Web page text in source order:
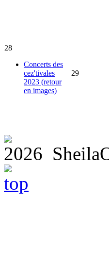
28
Concerts des
cez'tivales
2023 (retour
en images)
29
2026